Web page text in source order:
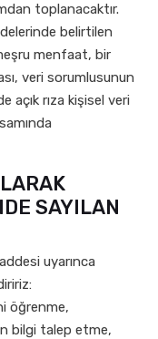
toplanacaktır.
belirtilen
menfaat, bir
veri sorumlusunun
açık rıza kişisel veri
SAYILAN
uyarınca
öğrenme,
bilgi talep etme,